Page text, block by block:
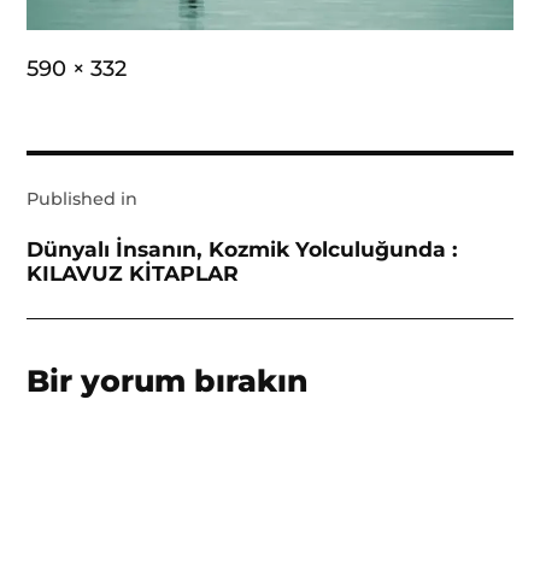
Full
590 × 332
gezinmesi
Published in
Dünyalı İnsanın, Kozmik Yolculuğunda :
KILAVUZ KİTAPLAR
Bir yorum bırakın